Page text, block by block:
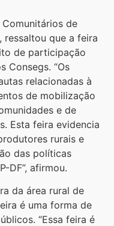
de
ressaltou que a feira
de participação
Consegs. “Os
relacionadas à
de mobilização
e de
Esta feira evidencia
rurais e
das políticas
DF”, afirmou.
da área rural de
é uma forma de
“Essa feira é